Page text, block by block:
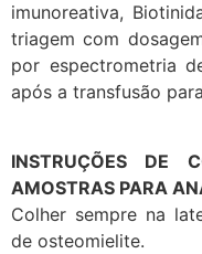
imunoreativa,
triagem com
por espectrometria
após a transfusão
INSTRUÇÕES DE
AMOSTRAS PARA
Colher sempre na
de osteomielite.